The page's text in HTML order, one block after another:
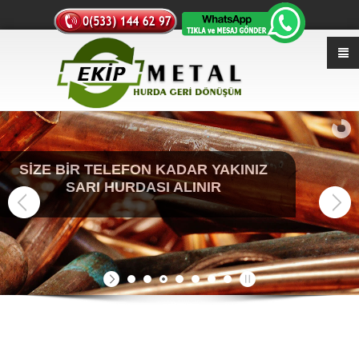
SİZE BİR TELEFON KADAR YAKINIZ
SARI HURDASI ALINIR